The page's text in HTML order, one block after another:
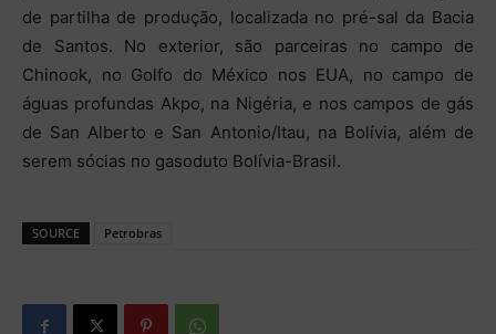
de partilha de produção, localizada no pré-sal da Bacia
de Santos. No exterior, são parceiras no campo de
Chinook, no Golfo do México nos EUA, no campo de
águas profundas Akpo, na Nigéria, e nos campos de gás
de San Alberto e San Antonio/Itau, na Bolívia, além de
serem sócias no gasoduto Bolívia-Brasil.
SOURCE Petrobras